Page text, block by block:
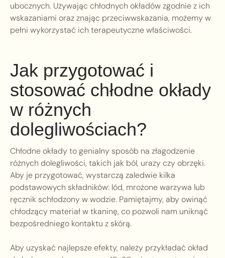
ubocznych. Używając chłodnych okładów zgodnie z ich
wskazaniami oraz znając przeciwwskazania, możemy w
pełni wykorzystać ich terapeutyczne właściwości.
Jak przygotować i
stosować chłodne okłady
w różnych
dolegliwościach?
Chłodne okłady to genialny sposób na złagodzenie
różnych dolegliwości, takich jak ból, urazy czy obrzęki.
Aby je przygotować, wystarczą zaledwie kilka
podstawowych składników: lód, mrożone warzywa lub
ręcznik schłodzony w wodzie. Pamiętajmy, aby owinąć
chłodzący materiał w tkaninę, co pozwoli nam uniknąć
bezpośredniego kontaktu z skórą.
Aby uzyskać najlepsze efekty, należy przykładać okład